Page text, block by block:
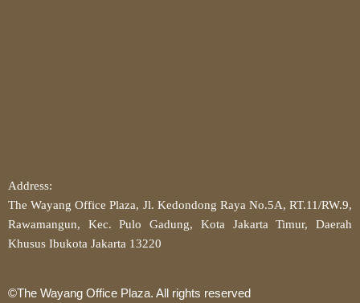
Address:
The Wayang Office Plaza, Jl. Kedondong Raya No.5A, RT.11/RW.9,
Rawamangun, Kec. Pulo Gadung, Kota Jakarta Timur, Daerah
Khusus Ibukota Jakarta 13220
©The Wayang Office Plaza. All rights reserved